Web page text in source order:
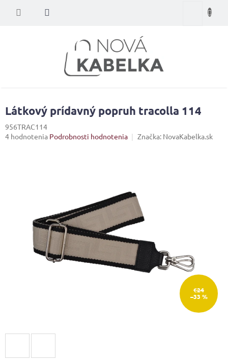
Nákupný
Látkový prídavný popruh tracolla 114
956TRAC114
Priemerné
4 hodnotenia Podrobnosti hodnotenia Značka: NovaKabelka.sk
€24
–33 %